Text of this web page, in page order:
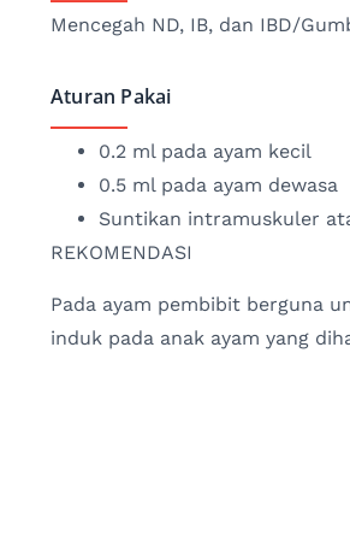
Mencegah ND, IB, dan IBD/
Aturan Pakai
0.2 ml pada ayam kecil
0.5 ml pada ayam dewasa
Suntikan intramuskuler
REKOMENDASI
Pada ayam pembibit berguna
induk pada anak ayam yang